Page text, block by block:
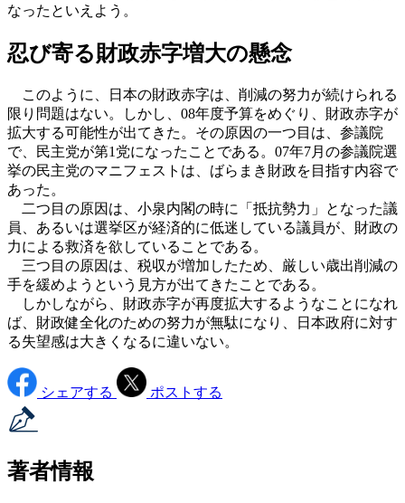
なったといえよう。
忍び寄る財政赤字増大の懸念
このように、日本の財政赤字は、削減の努力が続けられる
限り問題はない。しかし、08年度予算をめぐり、財政赤字が
拡大する可能性が出てきた。その原因の一つ目は、参議院
で、民主党が第1党になったことである。07年7月の参議院選
挙の民主党のマニフェストは、ばらまき財政を目指す内容で
あった。
二つ目の原因は、小泉内閣の時に「抵抗勢力」となった議
員、あるいは選挙区が経済的に低迷している議員が、財政の
力による救済を欲していることである。
三つ目の原因は、税収が増加したため、厳しい歳出削減の
手を緩めようという見方が出てきたことである。
しかしながら、財政赤字が再度拡大するようなことになれ
ば、財政健全化のための努力が無駄になり、日本政府に対す
る失望感は大きくなるに違いない。
シェアする ポストする
著者情報